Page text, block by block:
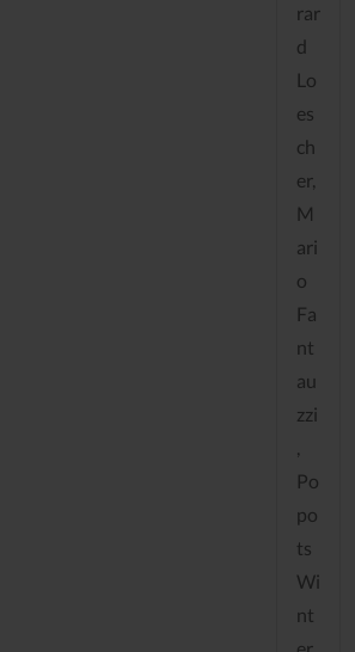
rar
d
Lo
es
ch
er,
M
ari
o
Fa
nt
au
zzi
,
Po
po
ts
Wi
nt